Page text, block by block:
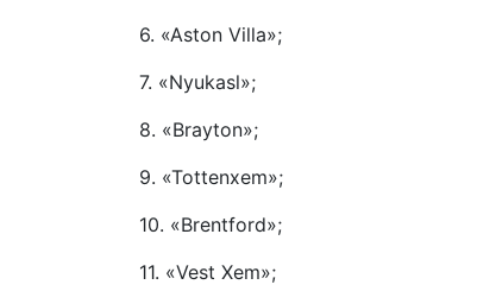
6. «Aston Villa»;
7. «Nyukasl»;
8. «Brayton»;
9. «Tottenxem»;
10. «Brentford»;
11. «Vest Xem»;